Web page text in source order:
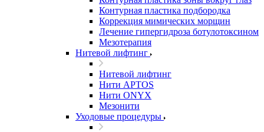
Контурная пластика подбородка
Коррекция мимических морщин
Лечение гипергидроза ботулотоксином
Мезотерапия
Нитевой лифтинг
Нитевой лифтинг
Нити APTOS
Нити ONYX
Мезонити
Уходовые процедуры